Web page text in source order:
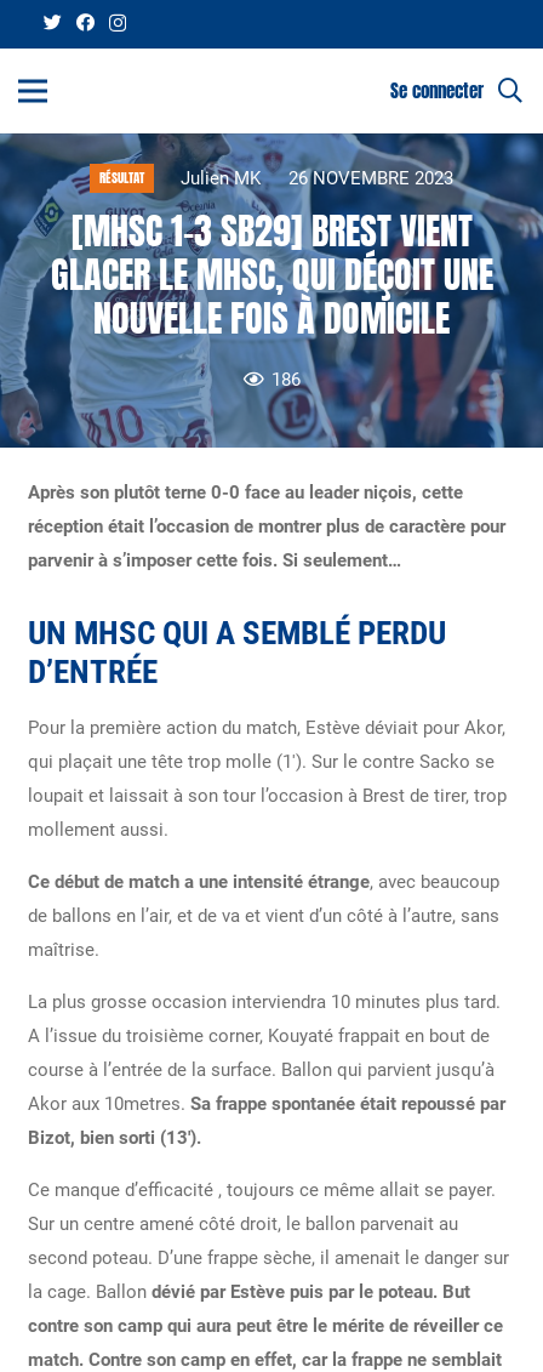
Se connecter
RÉSULTAT Julien MK 26 NOVEMBRE 2023
[MHSC 1-3 SB29] BREST VIENT
GLACER LE MHSC, QUI DÉÇOIT UNE
NOUVELLE FOIS À DOMICILE
186
Après son plutôt terne 0-0 face au leader niçois, cette
réception était l’occasion de montrer plus de caractère pour
parvenir à s’imposer cette fois. Si seulement…
UN MHSC QUI A SEMBLÉ PERDU
D’ENTRÉE
Pour la première action du match, Estève déviait pour Akor,
qui plaçait une tête trop molle (1′). Sur le contre Sacko se
loupait et laissait à son tour l’occasion à Brest de tirer, trop
mollement aussi.
Ce début de match a une intensité étrange, avec beaucoup
de ballons en l’air, et de va et vient d’un côté à l’autre, sans
maîtrise.
La plus grosse occasion interviendra 10 minutes plus tard.
A l’issue du troisième corner, Kouyaté frappait en bout de
course à l’entrée de la surface. Ballon qui parvient jusqu’à
Akor aux 10metres. Sa frappe spontanée était repoussé par
Bizot, bien sorti (13′).
Ce manque d’efficacité , toujours ce même allait se payer.
Sur un centre amené côté droit, le ballon parvenait au
second poteau. D’une frappe sèche, il amenait le danger sur
la cage. Ballon dévié par Estève puis par le poteau. But
contre son camp qui aura peut être le mérite de réveiller ce
match. Contre son camp en effet, car la frappe ne semblait